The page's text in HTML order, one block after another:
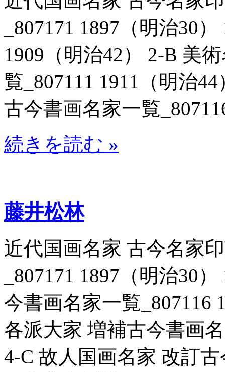
_807171 1897（明治30
1909（明治42） 2-B 美
覧_807111 1911（明治
古今書画名家一覧
続きを読む »
藤井松林
近代国画名家 古今名家
_807171 1897（明治30
今書画名家一覧_807116
各派大家 増補古今書画
4-C 故人国画名家 改訂